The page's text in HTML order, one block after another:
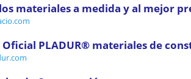
materiales a medida y al mejor
Oficial PLADUR® materiales de